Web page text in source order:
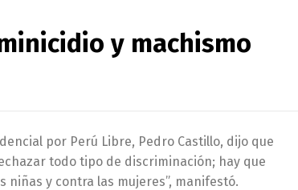
y machismo
por Perú Libre, Pedro Castillo, dijo que
todo tipo de discriminación; hay que
y contra las mujeres”, manifestó.